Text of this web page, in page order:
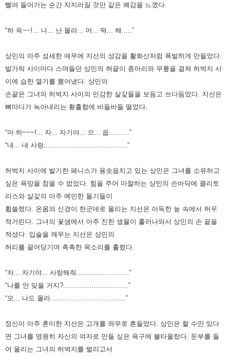
빨려 들어가는 순간 자지러질 것만 같은 쾌감을 느꼈다.
“하 윽~~!... 나... 난 몰라... 어... 떡... 해.....”
상민의 아주 섬세한 애무에 지선의 성감을 활화산처럼 폭발하게 만들었다.
발가락 사이마다 스며들던 상민의 혀끝이 종아리와 무릎을 걸쳐 허벅지 사
이에 습한 열기를 뿜어냈다. 상민의
손끝은 그녀의 허벅지 사이의 민감한 살갗들을 보듬고 쓰다듬었다. 지선은
뼈마디가 녹아내리는 황홀함에 바들바들 떨었다.
“아 하~~~!... 자... 자기야... 으... 읍..........”
“내... 내 사랑.........................................”
허벅지 사이에 발기한 페니스가 용솟음치고 있는 상민은 그녀를 소유하고
싶은 욕망을 참을 수 없었다. 힘을 주어 마찰하는 상민의 손바닥에 클리토
리스와 살갗의 아주 예민한 돌기들이
휩쓸렸다. 온몸의 신경이 한군데로 몰리는 지선은 아득한 늪 속에서 허우
적거린다. 그녀의 꽃샘에서 아주 진한 샘물이 흘러나와서 상민의 손 끝을
적셨다. 입술을 깨무는 지선은 상민의
허리를 끌어당기며 촉촉한 목소리를 흘렸다.
“자... 자기야... 사랑해줘..........................”
“나를 안 잊을 거지?................................”
“모... 나도 몰라.....................................”
정신이 아주 혼미한 지선은 고개를 좌우로 흔들었다. 상민은 할 수만 있다
면 그녀를 영원히 자신의 여자로 만들 싶은 욕구에 불타올랐다. 둔부를 들
어 올리는 그녀의 허벅지를 벌리고서